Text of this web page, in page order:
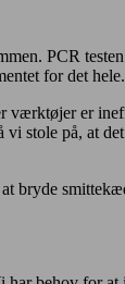
PCR
for det hele.
værktøjer er
stole på, at
bryde